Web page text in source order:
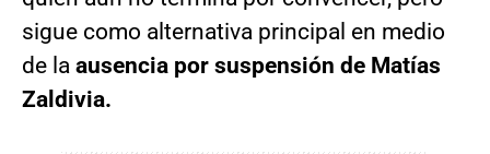
sigue como alternativa principal en medio
de la ausencia por suspensión de Matías
Zaldivia.